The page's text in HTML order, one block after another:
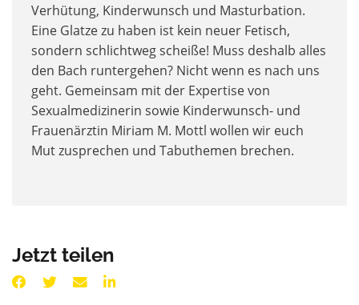
Verhütung, Kinderwunsch und Masturbation.
Eine Glatze zu haben ist kein neuer Fetisch,
sondern schlichtweg scheiße! Muss deshalb alles
den Bach runtergehen? Nicht wenn es nach uns
geht. Gemeinsam mit der Expertise von
Sexualmedizinerin sowie Kinderwunsch- und
Frauenärztin Miriam M. Mottl wollen wir euch
Mut zusprechen und Tabuthemen brechen.
Jetzt teilen